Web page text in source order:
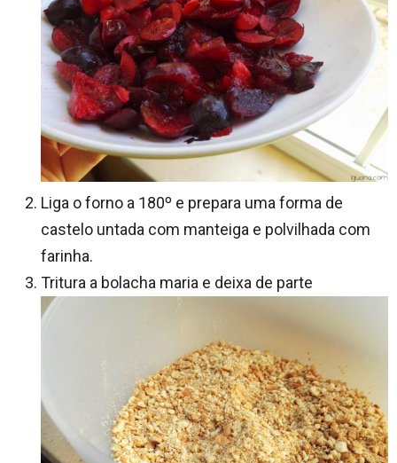
Liga o forno a 180º e prepara uma forma de
castelo untada com manteiga e polvilhada com
farinha.
Tritura a bolacha maria e deixa de parte